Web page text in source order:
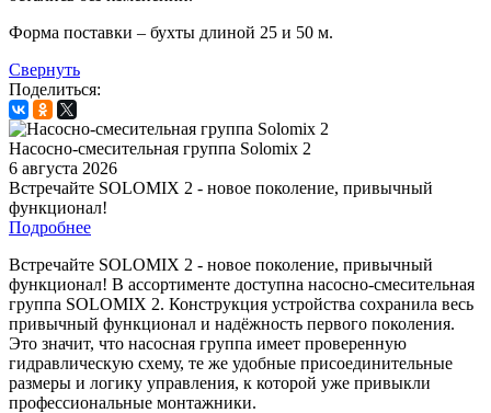
Форма поставки – бухты длиной 25 и 50 м.
Свернуть
Поделиться:
Насосно-смесительная группа Solomix 2
6 августа 2026
Встречайте SOLOMIX 2 - новое поколение, привычный
функционал!
Подробнее
Встречайте SOLOMIX 2 - новое поколение, привычный
функционал! В ассортименте доступна насосно-смесительная
группа SOLOMIX 2. Конструкция устройства сохранила весь
привычный функционал и надёжность первого поколения.
Это значит, что насосная группа имеет проверенную
гидравлическую схему, те же удобные присоединительные
размеры и логику управления, к которой уже привыкли
профессиональные монтажники.